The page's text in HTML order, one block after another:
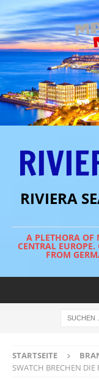
RIVIERA
A PLETHORA OF
CENTRAL
FROM
STARTSEITE
SWATCH BRECHEN DIE